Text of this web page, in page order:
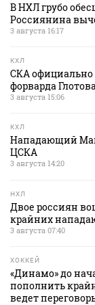
В НХЛ грубо
Россиянина
3 августа 16:17
КХЛ
СКА официально
форварда
3 августа 15:06
КХЛ
Нападающий
ЦСКА
3 августа 14:20
НХЛ
Двое россиян
крайних
3 августа 07:40
ХОККЕЙ
«Динамо» до
пополнить
ведет